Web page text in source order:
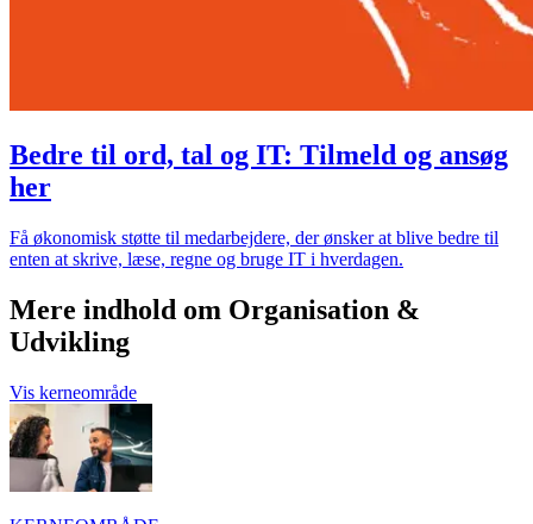
Bedre til ord, tal og IT: Tilmeld og ansøg
her
Få økonomisk støtte til medarbejdere, der ønsker at blive bedre til
enten at skrive, læse, regne og bruge IT i hverdagen.
Mere indhold om Organisation &
Udvikling
Vis kerneområde